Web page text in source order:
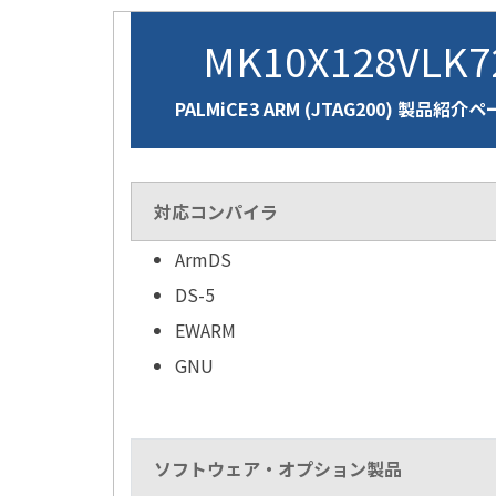
PALMiCE3 ARM (JTAG200) 製品紹介ペ
対応コンパイラ
ArmDS
DS-5
EWARM
GNU
ソフトウェア・オプション製品